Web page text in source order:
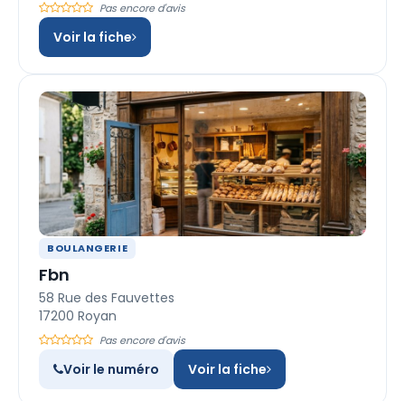
Pas encore d'avis
Voir la fiche
BOULANGERIE
Fbn
58 Rue des Fauvettes
17200 Royan
Pas encore d'avis
Voir le numéro Voir la fiche